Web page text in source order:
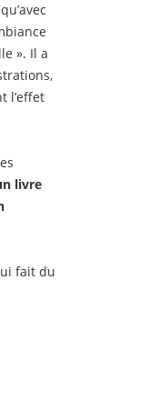
». Il a
l’effet
livre
fait du